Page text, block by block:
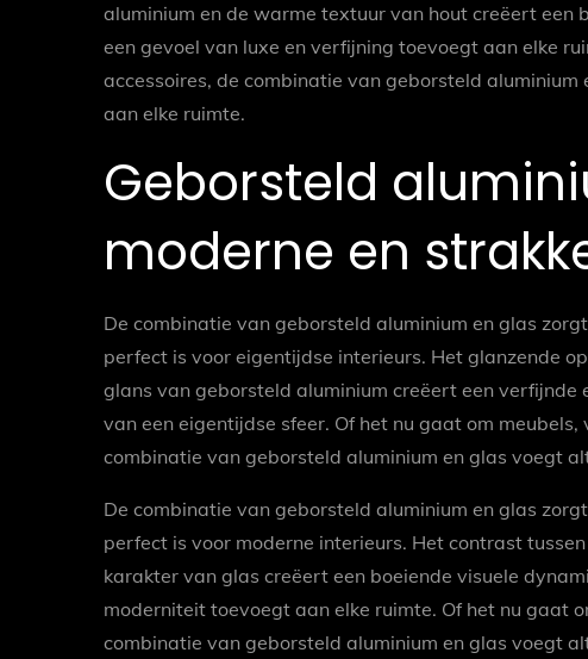
aluminium en de warme textuur van hout creëert
een gevoel van luxe en verfijning toevoegt aan elke
accessoires, de combinatie van geborsteld
aan elke ruimte.
Geborsteld
moderne en
De combinatie van geborsteld aluminium en glas
perfect is voor eigentijdse interieurs. Het glanzende
glans van geborsteld aluminium creëert een
van een eigentijdse sfeer. Of het nu gaat om
combinatie van geborsteld aluminium en glas voegt
De combinatie van geborsteld aluminium en glas
perfect is voor moderne interieurs. Het contrast
karakter van glas creëert een boeiende visuele
moderniteit toevoegt aan elke ruimte. Of het nu gaat
combinatie van geborsteld aluminium en glas voegt